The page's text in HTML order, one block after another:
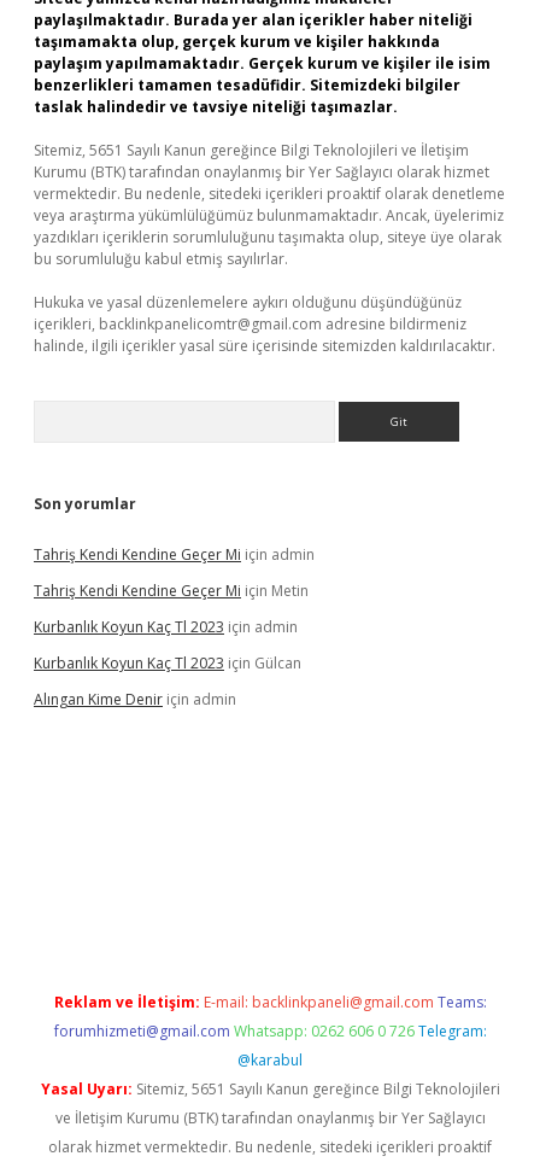
paylaşılmaktadır. Burada yer alan içerikler haber niteliği
taşımamakta olup, gerçek kurum ve kişiler hakkında
paylaşım yapılmamaktadır. Gerçek kurum ve kişiler ile isim
benzerlikleri tamamen tesadüfidir. Sitemizdeki bilgiler
taslak halindedir ve tavsiye niteliği taşımazlar.
Sitemiz, 5651 Sayılı Kanun gereğince Bilgi Teknolojileri ve İletişim
Kurumu (BTK) tarafından onaylanmış bir Yer Sağlayıcı olarak hizmet
vermektedir. Bu nedenle, sitedeki içerikleri proaktif olarak denetleme
veya araştırma yükümlülüğümüz bulunmamaktadır. Ancak, üyelerimiz
yazdıkları içeriklerin sorumluluğunu taşımakta olup, siteye üye olarak
bu sorumluluğu kabul etmiş sayılırlar.
Hukuka ve yasal düzenlemelere aykırı olduğunu düşündüğünüz
içerikleri, backlinkpanelicomtr@gmail.com adresine bildirmeniz
halinde, ilgili içerikler yasal süre içerisinde sitemizden kaldırılacaktır.
Son yorumlar
Tahriş Kendi Kendine Geçer Mi için admin
Tahriş Kendi Kendine Geçer Mi için Metin
Kurbanlık Koyun Kaç Tl 2023 için admin
Kurbanlık Koyun Kaç Tl 2023 için Gülcan
Alıngan Kime Denir için admin
Reklam ve İletişim: E-mail: backlinkpaneli@gmail.com Teams:
forumhizmeti@gmail.com Whatsapp: 0262 606 0 726 Telegram:
@karabul
Yasal Uyarı: Sitemiz, 5651 Sayılı Kanun gereğince Bilgi Teknolojileri
ve İletişim Kurumu (BTK) tarafından onaylanmış bir Yer Sağlayıcı
olarak hizmet vermektedir. Bu nedenle, sitedeki içerikleri proaktif